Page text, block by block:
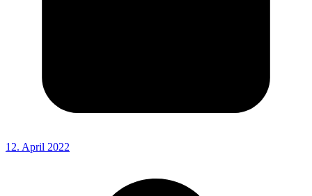
12. April 2022